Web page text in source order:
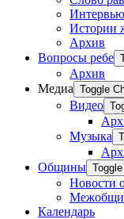
Интервью
Истории
Архив
Вопросы ребе
Архив
Медиа Toggle
Видео
Музыка
Общины
Новости
Календарь